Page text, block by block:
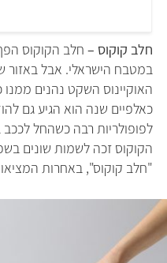
חלב קוקוס – חלב הקוקוס
במטבח הישראלי. אבל באזור
כאלפיים שנה הוא הגיע גם
לפופולריות רבה כשהחל
הקוקוס זכה לשמות שונים
"חלב קוקוס", באחרות